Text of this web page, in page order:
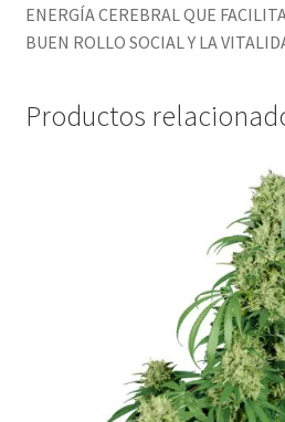
ENERGÍA CEREBRAL QUE
BUEN ROLLO SOCIAL Y LA
Productos